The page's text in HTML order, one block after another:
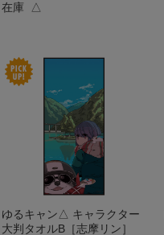
在庫 △
ゆるキャン△ キャラクター
大判タオルB［志摩リン］